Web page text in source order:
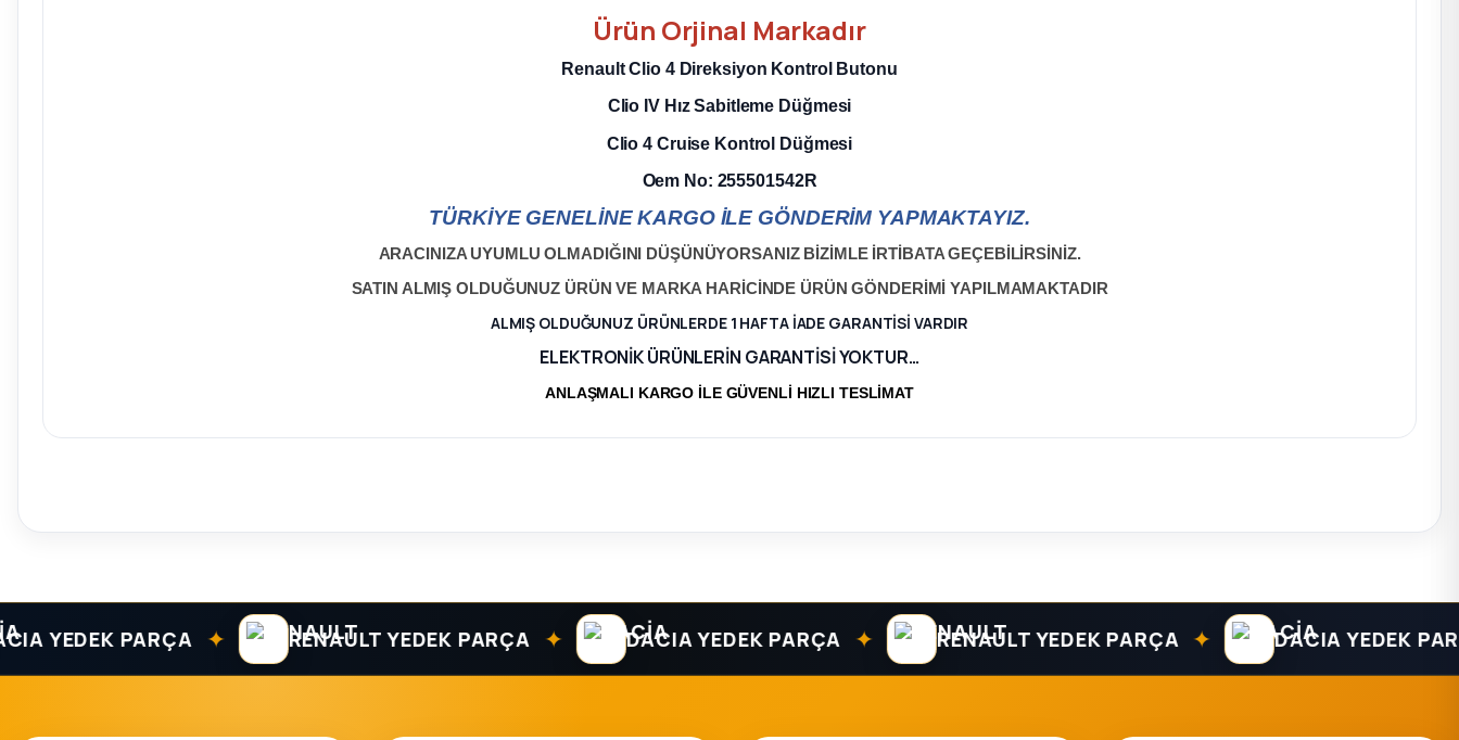
Ürün Orjinal Markadır
RenaultClio 4 Direksiyon Kontrol Butonu
Clio IV Hız Sabitleme Düğmesi
Clio 4 Cruise Kontrol Düğmesi
Oem No: 255501542R
TÜRKİYE GENELİNE KARGO İLE GÖNDERİM YAPMAKTAYIZ.
ARACINIZA UYUMLU OLMADIĞINI DÜŞÜNÜYORSANIZ BİZİMLE İRTİBATA GEÇEBİLİRSİNİZ.
SATIN ALMIŞ OLDUĞUNUZ ÜRÜN VE MARKA HARİCİNDE ÜRÜN GÖNDERİMİ YAPILMAMAKTADIR
ALMIŞ OLDUĞUNUZ ÜRÜNLERDE 1 HAFTA İADE GARANTİSİ VARDIR
ELEKTRONİK ÜRÜNLERİN GARANTİSİ YOKTUR…
ANLAŞMALI KARGO İLE GÜVENLİ HIZLI TESLİMAT
PARÇA ✦ RENAULT YEDEK PARÇA ✦ DACIA YEDEK PARÇA ✦ RENAULT YEDEK PARÇA ✦ DACIA YEDEK PARÇA